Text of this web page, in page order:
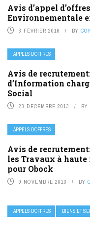
Avis d’appel
Environnementale
3 FÉVRIER 2016 BY
APPELS D’OFFRES
Avis de
d’Information
Social
23 DÉCEMBRE 2013 BY
APPELS D’OFFRES
Avis de
les Travaux à
pour Obock
9 NOVEMBRE 2013 BY
APPELS D’OFFRES BIENS ET